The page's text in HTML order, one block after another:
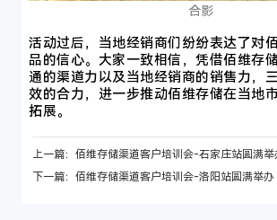
合影
活动过后，当地经销商们纷纷表达了对
品的信心。大家一致相信，凭借佰维存
通的渠道力以及当地经销商的销售力，
效的合力，进一步推动佰维存储在当地
拓展。
上一篇：佰维存储渠道客户培训会-石家庄站圆满举
下一篇：佰维存储渠道客户培训会-洛阳站圆满举办